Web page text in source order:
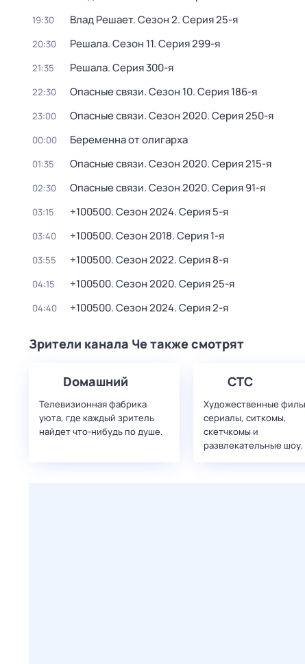
19:30 Влад Решает. Сезон 2. Серия 25-я
20:30 Решала. Сезон 11. Серия 299-я
21:35 Решала. Серия 300-я
22:30 Опасные связи. Сезон 10. Серия 186-я
23:00 Опасные связи. Сезон 2020. Серия 250-я
00:00 Беременна от олигарха
01:35 Опасные связи. Сезон 2020. Серия 215-я
02:30 Опасные связи. Сезон 2020. Серия 91-я
03:15 +100500. Сезон 2024. Серия 5-я
03:40 +100500. Сезон 2018. Серия 1-я
03:55 +100500. Сезон 2022. Серия 8-я
04:15 +100500. Сезон 2020. Серия 25-я
04:40 +100500. Сезон 2024. Серия 2-я
Зрители канала Че также смотрят
Dомашний
Телевизионная фабрика
уюта, где каждый зритель
найдет что‑нибудь по душе.
СТС
Художественные
сериалы, ситкомы,
скетчкомы и
развлекательные шоу.